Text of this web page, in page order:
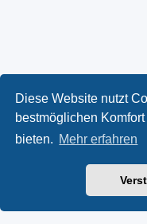
Diese Website nutzt
bestmöglichen
bieten. Mehr erfahren